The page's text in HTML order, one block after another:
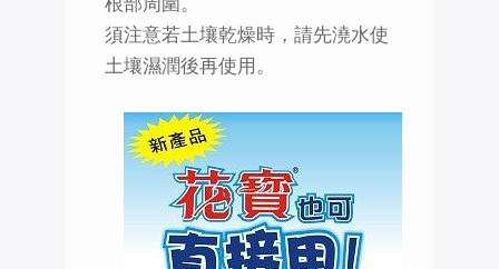
須注意若土壤乾燥時，請先澆水使
土壤濕潤後再使用。